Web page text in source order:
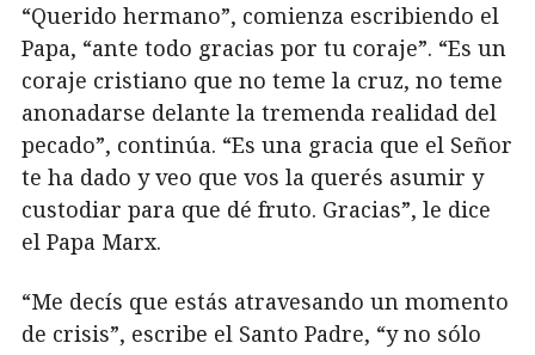
“Querido hermano”, comienza escribiendo el
Papa, “ante todo gracias por tu coraje”. “Es un
coraje cristiano que no teme la cruz, no teme
anonadarse delante la tremenda realidad del
pecado”, continúa. “Es una gracia que el Señor
te ha dado y veo que vos la querés asumir y
custodiar para que dé fruto. Gracias”, le dice
el Papa Marx.
“Me decís que estás atravesando un momento
de crisis”, escribe el Santo Padre, “y no sólo